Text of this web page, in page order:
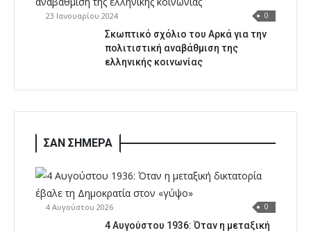
23 Ιανουαρίου 2024 0
Σκωπτικό σχόλιο του Αρκά για την
πολιτιστική αναβάθμιση της
ελληνικής κοινωνίας
ΣΑΝ ΣΗΜΕΡΑ
4 Αυγούστου 2026 0
4 Αυγούστου 1936: Όταν η μεταξική